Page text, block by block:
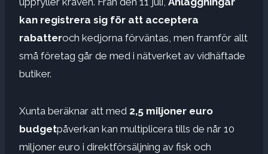
kan registrera sig för att acceptera
rabatteroch kedjorna förväntas, men framför allt
små företag går de med i nätverket av vidhäftade
butiker.
Xunta beräknar att med 2,5 miljoner euro
budgetpåverkan kan multiplicera tills de når 10
miljoner euro i direktförsäljning av fisk och